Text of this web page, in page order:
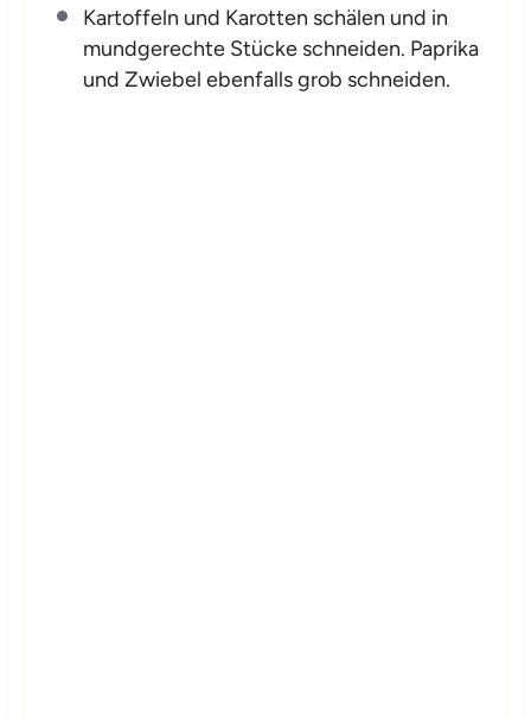
Kartoffeln und Karotten schälen und in
mundgerechte Stücke schneiden. Paprika
und Zwiebel ebenfalls grob schneiden.